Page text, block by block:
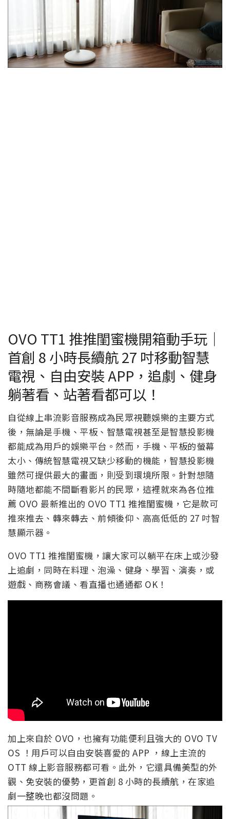
OVO TT1 推推閨蜜機開箱動手玩｜
首創 8 小時長續航 27 吋移動智慧
電視、自由安裝 APP，追劇、健身
躺著看、站著看都可以！
自從線上串流影音服務成為民眾視聽娛樂的主要方式
後，無論是手機、平板、智慧電視甚至是智慧投影機
都能成為用戶的娛樂平台。然而，手機、平板的螢幕
太小、傳統智慧電視又缺少移動的機能，智慧投影機
雖然可提供最大的畫面，則受到環境所限。針對想隨
時隨地都能不間斷看影片的民眾，這裡就來為各位推
薦 OVO 最新推出的 OVO TT1 推推閨蜜機，它是款可
推來推去、轉來轉去、前傾後仰、高高低低的 27 吋智
慧顯示器。
OVO TT1 推推閨蜜機，讓大家可以躺平在床上或沙發
上追劇，同時在料理、泡澡、健身、學習、演奏，或
遊戲、商務會議、看直播也通通都 OK！
加上來自於 OVO，也擁有功能便利且強大的 OVO TV
OS ！用戶可以自由安裝喜愛的 APP ，線上主流的
OTT 線上影音服務都可看。此外，它還具備美型的外
觀、免安裝的優勢，更首創 8 小時的長續航，在家追
劇一整晚也都沒問題。